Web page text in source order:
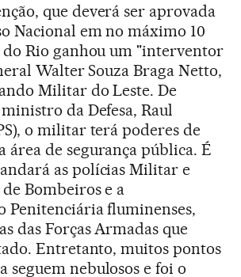
que deverá ser aprovada
Nacional em no máximo 10
do Rio ganhou um "interventor
Walter Souza Braga Netto,
Militar do Leste. De
da Defesa, Raul
o militar terá poderes de
área de segurança pública. É
as polícias Militar e
Bombeiros e a
Penitenciária fluminenses,
das Forças Armadas que
Entretanto, muitos pontos
seguem nebulosos e foi o